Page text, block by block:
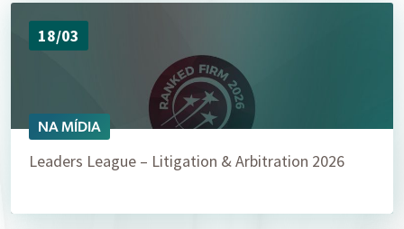
18/03
NA MÍDIA
Leaders League – Litigation & Arbitration 2026